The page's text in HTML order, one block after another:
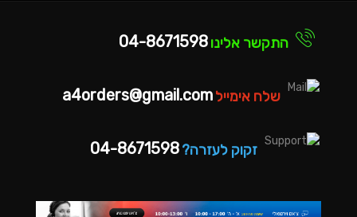
התקשר אלינו04-8671598
שלח אימיילa4orders@gmail.com
זקוק לעזרה?04-8671598